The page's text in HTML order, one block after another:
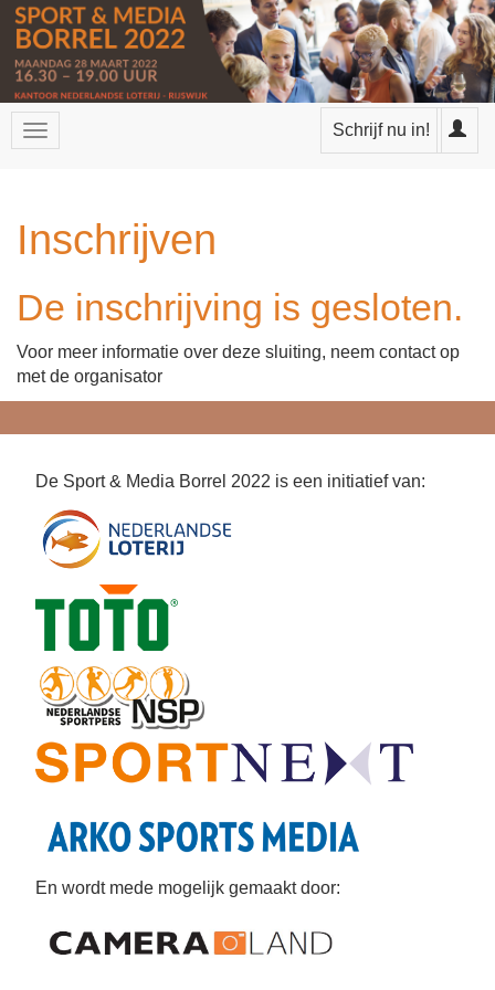
Schrijf nu in!
Inschrijven
De inschrijving is gesloten.
Voor meer informatie over deze sluiting, neem contactop
met de organisator
De Sport & Media Borrel 2022 is een initiatief van:
En wordt mede mogelijk gemaakt door: